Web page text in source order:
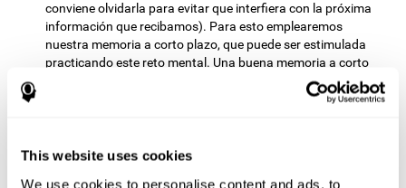
This website uses cookies
We use cookies to personalise content and ads, to
conviene olvidarla para evitar que interfiera con la próxima
información que recibamos). Para esto emplearemos
nuestra memoria a corto plazo, que puede ser estimulada
practicando este reto mental. Una buena memoria a corto
plazo permite almacenar información de diversa naturaleza
durante un espacio breve de tiempo. Es una de las
información fonológica extraída de la imagen de la pantalla